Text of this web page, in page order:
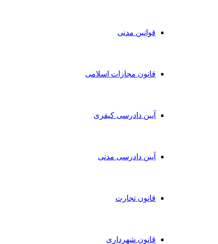
قوانین مدنی
قانون مجازات اسلامی
آیین دادرسی کیفری
آیین دادرسی مدنی
قانون تجارت
قانون شهرداری